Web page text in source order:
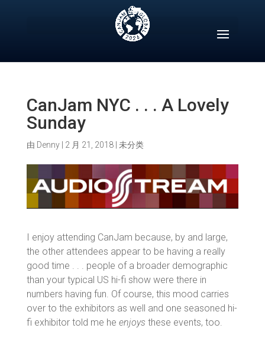
CanJam NYC . . . A Lovely
Sunday
由 Denny| 2 月 21, 2018| 未分类
I enjoy attending CanJam because, by and large,
the other attendees appear to be having a really
good time . . . people of a broader demographic
than your typical US hi-fi show were there in
numbers having fun. Of course, this mood carries
over to the exhibitors as well and one seasoned hi-
fi exhibitor told me he enjoys these events, too.